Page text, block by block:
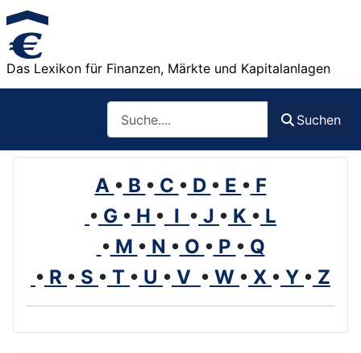
Das Lexikon für Finanzen, Märkte und Kapitalanlagen
Suchen
A • B • C • D • E • F
• G • H • I • J • K • L
• M • N • O • P • Q
• R • S • T • U • V • W • X • Y • Z